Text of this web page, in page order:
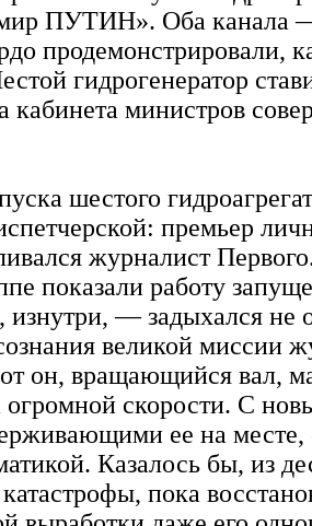
ПУТИН». Оба канала
продемонстрировали,
гидрогенератор
кабинета министров
шестого
премьер
журналист
показали работу
изнутри, — задыхался не
великой миссии
он, вращающийся вал,
скорости. С
ее на месте,
Казалось бы, из
пока